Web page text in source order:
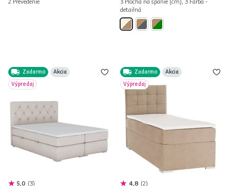
detailná
Zadarmo
Akcia
Výpredaj
5,0 3
Zadarmo
Akcia
Výpredaj
4,8 2